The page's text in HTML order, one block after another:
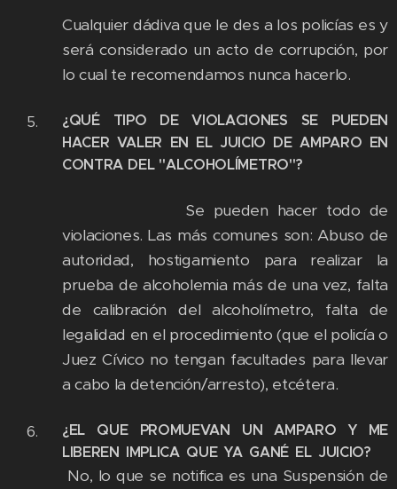
Cualquier dádiva que le des a los policías es y
será considerado un acto de corrupción, por
lo cual te recomendamos nunca hacerlo.
¿QUÉ TIPO DE VIOLACIONES SE PUEDEN
HACER VALER EN EL JUICIO DE AMPARO EN
CONTRA DEL "ALCOHOLÍMETRO"?
Se pueden hacer todo de
violaciones. Las más comunes son: Abuso de
autoridad, hostigamiento para realizar la
prueba de alcoholemia más de una vez, falta
de calibración del alcoholímetro, falta de
legalidad en el procedimiento (que el policía o
Juez Cívico no tengan facultades para llevar
a cabo la detención/arresto), etcétera.
¿EL QUE PROMUEVAN UN AMPARO Y ME
LIBEREN IMPLICA QUE YA GANÉ EL JUICIO?
No, lo que se notifica es una Suspensión de